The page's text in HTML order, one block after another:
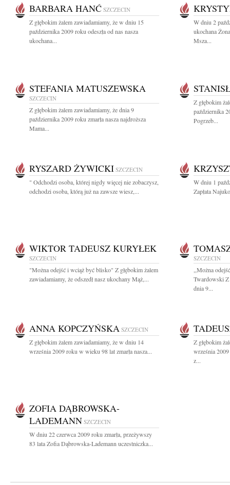
BARBARA HANĆ SZCZECIN
Z głębokim żalem zawiadamiamy, że w dniu 15
października 2009 roku odeszła od nas nasza
ukochana...
W dniu 2
ukochana
Msza...
STEFANIA MATUSZEWSKA
SZCZECIN
Z głębokim żalem zawiadamiamy, że dnia 9
października 2009 roku zmarła nasza najdroższa
Mama...
Z głębokim
października
Pogrzeb...
RYSZARD ŻYWICKI SZCZECIN
" Odchodzi osoba, której nigdy więcej nie zobaczysz,
odchodzi osoba, którą już na zawsze wiesz,...
W dniu 1
Zapłata
WIKTOR TADEUSZ KURYŁEK
SZCZECIN
"Można odejść i wciąż być blisko" Z głębokim żalem
zawiadamiamy, że odszedł nasz ukochany Mąż,...
SZCZECIN
,,Można
Twardowski Z
dnia 9...
ANNA KOPCZYŃSKA SZCZECIN
Z głębokim żalem zawiadamiamy, że w dniu 14
września 2009 roku w wieku 98 lat zmarła nasza...
Z głębokim
września
z...
ZOFIA DĄBROWSKA-
LADEMANN SZCZECIN
W dniu 22 czerwca 2009 roku zmarła, przeżywszy
83 lata Zofia Dąbrowska-Lademann uczestniczka...